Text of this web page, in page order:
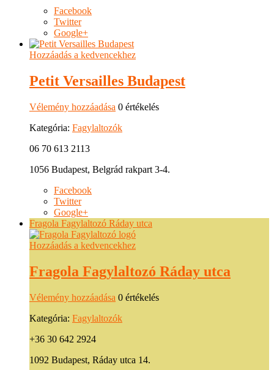
Facebook
Twitter
Google+
Hozzáadás a kedvencekhez
Petit Versailles Budapest
Vélemény hozzáadása 0 értékelés
Kategória: Fagylaltozók
06 70 613 2113
1056 Budapest, Belgrád rakpart 3-4.
Facebook
Twitter
Google+
Fragola Fagylaltozó Ráday utca
Hozzáadás a kedvencekhez
Fragola Fagylaltozó Ráday utca
Vélemény hozzáadása 0 értékelés
Kategória: Fagylaltozók
+36 30 642 2924
1092 Budapest, Ráday utca 14.